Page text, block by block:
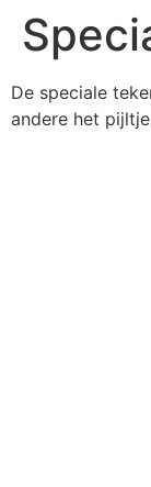
De speciale
andere het